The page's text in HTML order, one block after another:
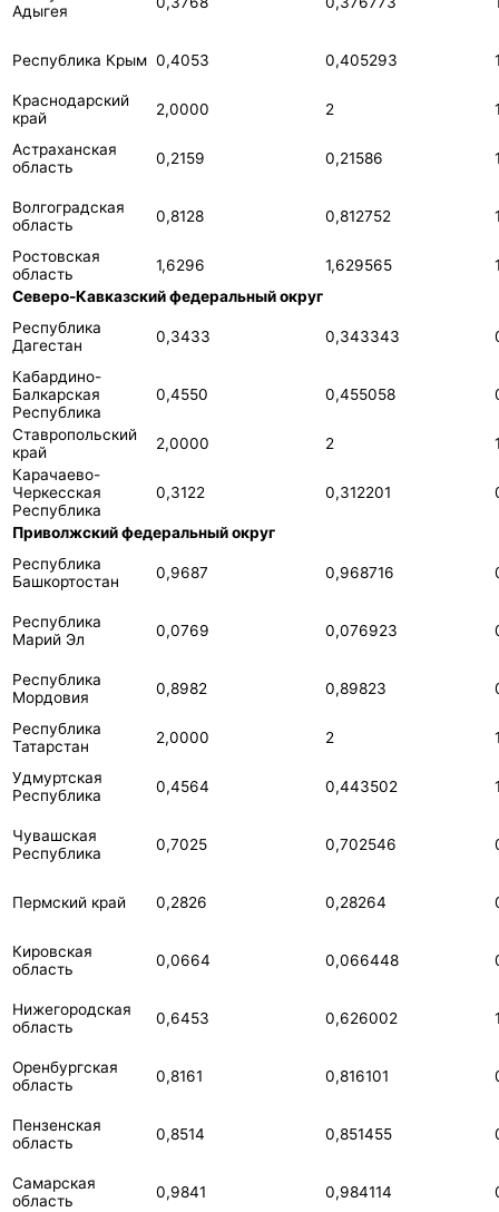
Адыгея
Республика Крым 0,4053 0,405293
Краснодарский
край
2,0000 2
Астраханская
область
0,2159 0,21586
Волгоградская
область
0,8128 0,812752
Ростовская
область
1,6296 1,629565
Северо-Кавказский федеральный округ
Республика
Дагестан
0,3433 0,343343
Кабардино-
Балкарская
Республика
0,4550 0,455058
Ставропольский
край
2,0000 2
Карачаево-
Черкесская
Республика
0,3122 0,312201
Приволжский федеральный округ
Республика
Башкортостан
0,9687 0,968716
Республика
Марий Эл
0,0769 0,076923
Республика
Мордовия
0,8982 0,89823
Республика
Татарстан
2,0000 2
Удмуртская
Республика
0,4564 0,443502
Чувашская
Республика
0,7025 0,702546
Пермский край 0,2826 0,28264
Кировская
область
0,0664 0,066448
Нижегородская
область
0,6453 0,626002
Оренбургская
область
0,8161 0,816101
Пензенская
область
0,8514 0,851455
Самарская
область
0,9841 0,984114